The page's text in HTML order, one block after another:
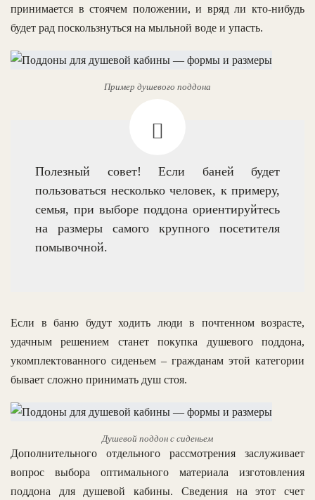
принимается в стоячем положении, и вряд ли кто-нибудь
будет рад поскользнуться на мыльной воде и упасть.
Пример душевого поддона
Полезный совет! Если баней будет
пользоваться несколько человек, к примеру,
семья, при выборе поддона ориентируйтесь
на размеры самого крупного посетителя
помывочной.
Если в баню будут ходить люди в почтенном возрасте,
удачным решением станет покупка душевого поддона,
укомплектованного сиденьем – гражданам этой категории
бывает сложно принимать душ стоя.
Душевой поддон с сиденьем
Дополнительного отдельного рассмотрения заслуживает
вопрос выбора оптимального материала изготовления
поддона для душевой кабины. Сведения на этот счет